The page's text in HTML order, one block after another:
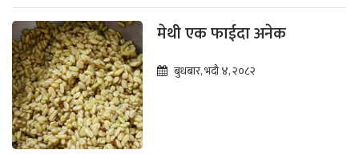
मेथी एक फाईदा अनेक
बुधबार, भदौ ४, २०८२